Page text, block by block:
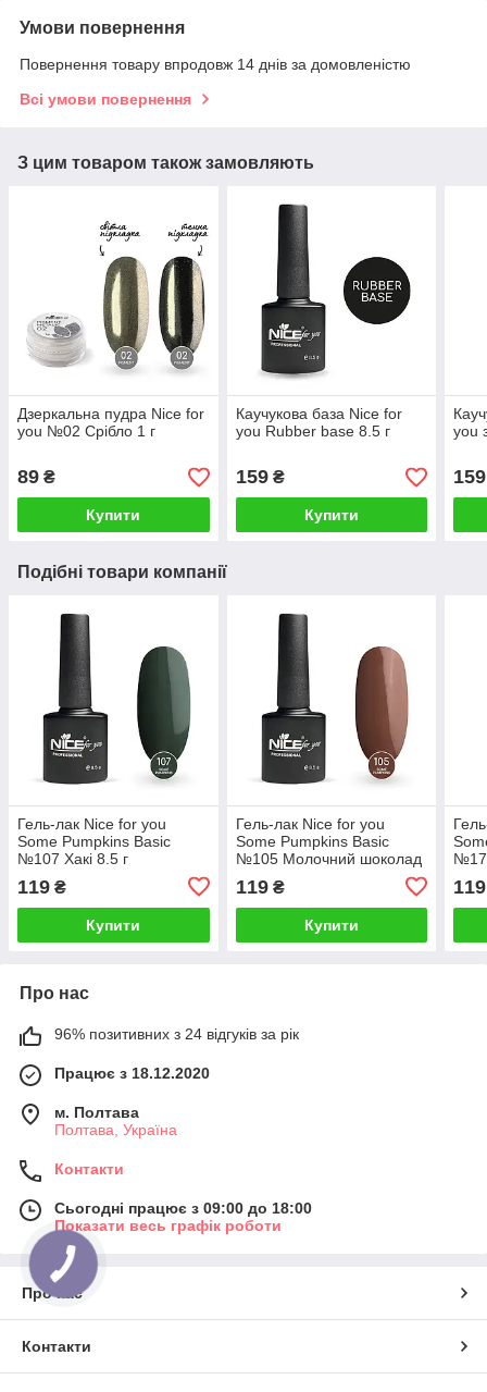
Умови повернення
Повернення товару впродовж 14 днів за домовленістю
Всі умови повернення
З цим товаром також замовляють
Дзеркальна пудра Nice for
you №02 Срібло 1 г
89 ₴
Купити
Каучукова база Nice for
you Rubber base 8.5 г
159₴
Купити
you
159
Подібні товари компанії
Гель-лак Nice for you
Some Pumpkins Basic
№107 Хакі 8.5 г
119 ₴
Купити
Гель-лак Nice for you
Some Pumpkins Basic
№105 Молочний шоколад
119₴
Купити
119
Про нас
96% позитивних з 24 відгуків за рік
Працює з 18.12.2020
м. Полтава
Полтава, Україна
Контакти
Сьогодні працює з 09:00 до 18:00
Показати весь графік роботи
Про нас
Контакти